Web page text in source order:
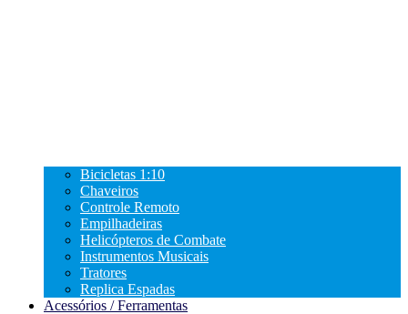
Bicicletas 1:10
Chaveiros
Controle Remoto
Empilhadeiras
Helicópteros de Combate
Instrumentos Musicais
Tratores
Replica Espadas
Acessórios / Ferramentas